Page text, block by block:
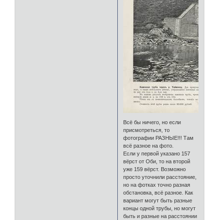
Всё бы ничего, но если
присмотреться, то
фотографии РАЗНЫЕ!!! Там
всё разное на фото.
Если у первой указано 157
вёрст от Оби, то на второй
уже 159 вёрст. Возможно
просто уточнили расстояние,
но на фотках точно разная
обстановка, всё разное. Как
вариант могут быть разные
концы одной трубы, но могут
быть и разные на расстоянии